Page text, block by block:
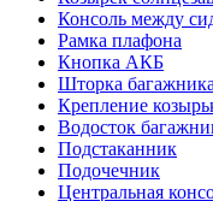
Консоль между
Рамка плафона
Кнопка АКБ
Шторка багажника
Крепление
Водосток
Подстаканник
Подочечник
Центральная